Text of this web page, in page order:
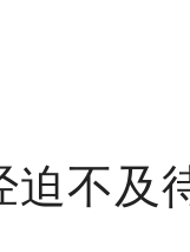
迫不及